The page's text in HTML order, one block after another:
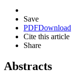
Save
PDFDownload
Cite this article
Share
Abstracts